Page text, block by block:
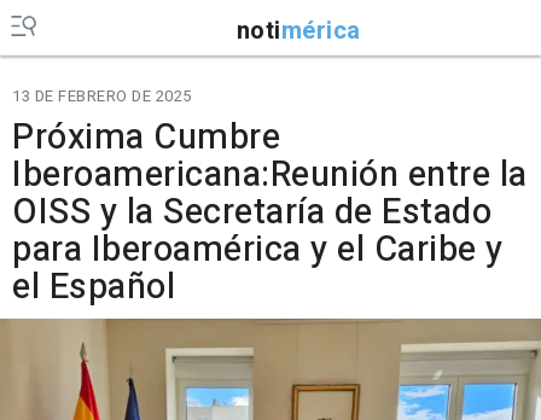
notimérica
13 DE FEBRERO DE 2025
Próxima Cumbre
Iberoamericana:Reunión entre la
OISS y la Secretaría de Estado
para Iberoamérica y el Caribe y
el Español